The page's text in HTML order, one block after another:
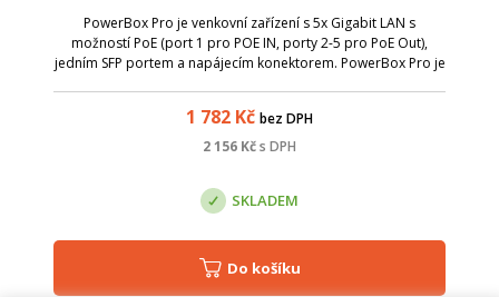
PowerBox Pro je venkovní zařízení s 5x Gigabit LAN s
možností PoE (port 1 pro POE IN, porty 2-5 pro PoE Out),
jedním SFP portem a napájecím konektorem. PowerBox Pro je
1 782 Kč bez DPH
2 156 Kčs DPH
SKLADEM
Do košíku